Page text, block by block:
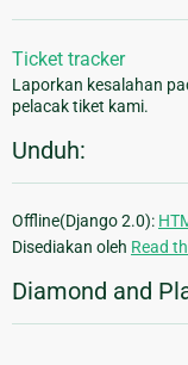
Ticket tracker
Laporkan kesalahan
pelacak tiket kami.
Unduh:
Offline(Django 2.0):
Disediakan oleh Read
Diamond and